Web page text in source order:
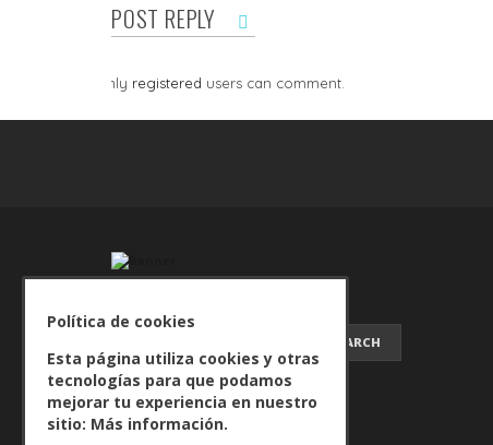
POST REPLY
Only registered users can comment.
SEARCH FOR:
Política de cookies
Esta página utiliza cookies y otras
tecnologías para que podamos
mejorar tu experiencia en nuestro
sitio: Más información.